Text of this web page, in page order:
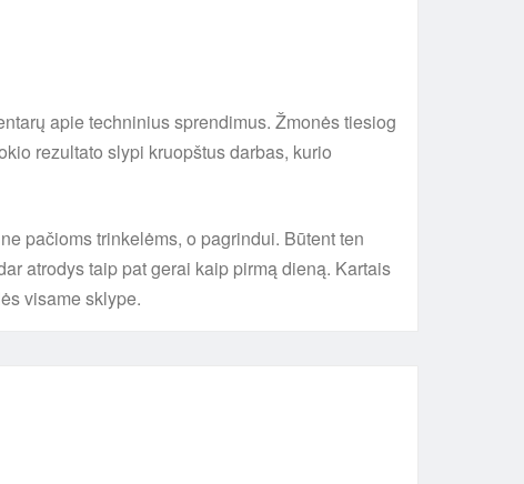
apie techninius sprendimus. Žmonės tiesiog
rezultato slypi kruopštus darbas, kurio
pačioms trinkelėms, o pagrindui. Būtent ten
atrodys taip pat gerai kaip pirmą dieną. Kartais
visame sklype.